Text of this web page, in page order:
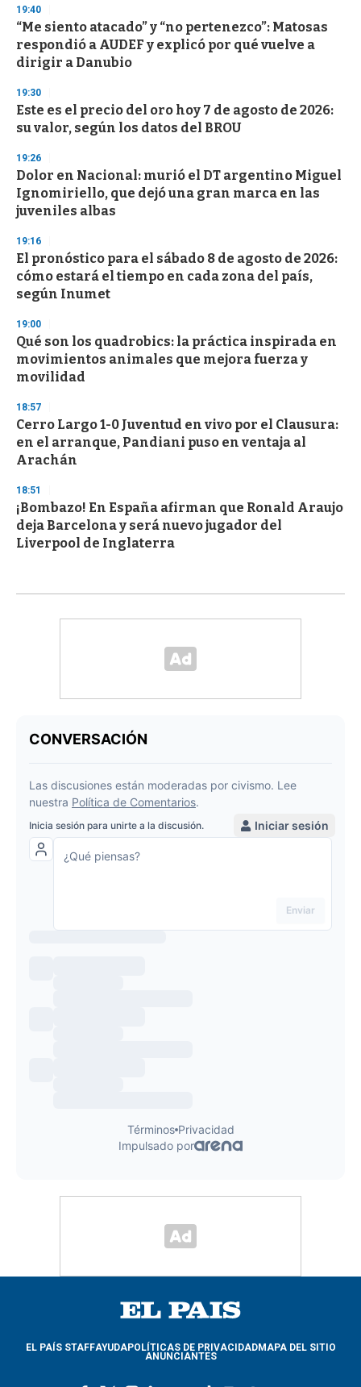
s
e
o
n
s
19:40
“Me siento atacado” y “no pertenezco”: Matosas
respondió a AUDEF y explicó por qué vuelve a
dirigir a Danubio
19:30
Este es el precio del oro hoy 7 de agosto de 2026:
su valor, según los datos del BROU
19:26
Dolor en Nacional: murió el DT argentino Miguel
Ignomiriello, que dejó una gran marca en las
juveniles albas
19:16
El pronóstico para el sábado 8 de agosto de 2026:
cómo estará el tiempo en cada zona del país,
según Inumet
19:00
Qué son los quadrobics: la práctica inspirada en
movimientos animales que mejora fuerza y
movilidad
18:57
Cerro Largo 1-0 Juventud en vivo por el Clausura:
en el arranque, Pandiani puso en ventaja al
Arachán
18:51
¡Bombazo! En España afirman que Ronald Araujo
deja Barcelona y será nuevo jugador del
Liverpool de Inglaterra
EL PAÍS STAFFAYUDAPOLÍTICAS DE PRIVACIDADMAPA DEL SITIO
ANUNCIANTES